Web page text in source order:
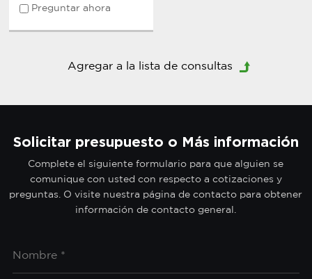
Preguntar ahora
Solicitar presupuesto o Más información
Complete el siguiente formulario para que alguien se
comunique con usted con respecto a cotizaciones y
preguntas. O visite nuestra página de contacto para obtener
información de contacto general.